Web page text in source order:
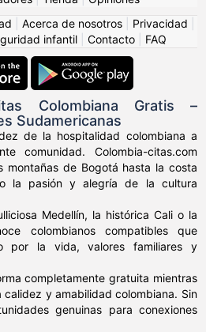
Acerca de nosotros Privacidad
infantil Contacto FAQ
Colombiana Gratis –
Sudamericanas
de la hospitalidad colombiana a
comunidad. Colombia-citas.com
montañas de Bogotá hasta la costa
la pasión y alegría de la cultura
Medellín, la histórica Cali o la
colombianos compatibles que
por la vida, valores familiares y
completamente gratuita mientras
y amabilidad colombiana. Sin
genuinas para conexiones